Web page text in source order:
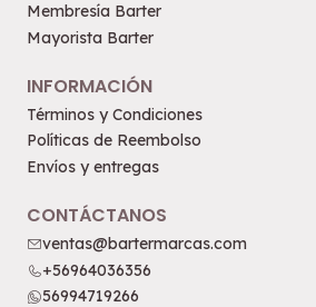
Membresía Barter
Mayorista Barter
INFORMACIÓN
Términos y Condiciones
Políticas de Reembolso
Envíos y entregas
CONTÁCTANOS
ventas@bartermarcas.com
+56964036356
56994719266